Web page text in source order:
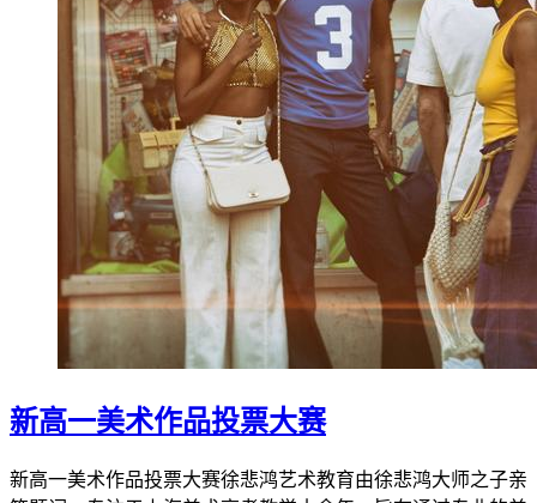
新高一美术作品投票大赛
新高一美术作品投票大赛徐悲鸿艺术教育由徐悲鸿大师之子亲